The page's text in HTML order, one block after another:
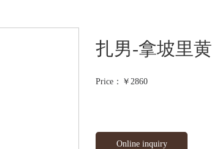
扎男-拿坡里黄
Price：￥2860
Online inquiry